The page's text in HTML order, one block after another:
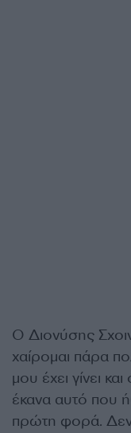
Ο Διονύσης
χαίρομαι πάρα
μου έχει γίνει
έκανα αυτό που
πρώτη φορά.